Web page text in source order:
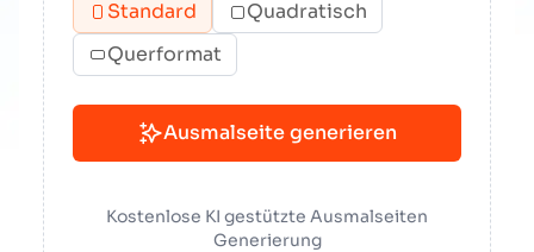
Standard
Quadratisch
Querformat
Ausmalseite generieren
Kostenlose KI gestützte Ausmalseiten
Generierung